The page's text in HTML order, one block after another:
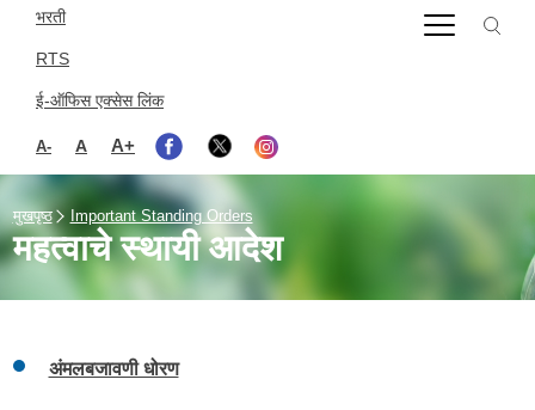
भरती
RTS
ई-ऑफिस एक्सेस लिंक
A- A A+
मुखपृष्ठ Important Standing Orders
महत्वाचे स्थायी आदेश
अंमलबजावणी धोरण